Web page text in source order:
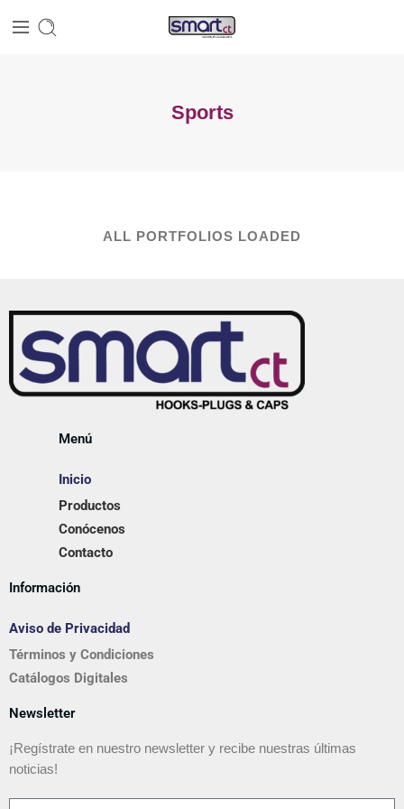
Sports
ALL PORTFOLIOS LOADED
Menú
Inicio
Productos
Conócenos
Contacto
Información
Aviso de Privacidad
Términos y Condiciones
Catálogos Digitales
Newsletter
¡Regístrate en nuestro newsletter y recibe nuestras últimas
noticias!